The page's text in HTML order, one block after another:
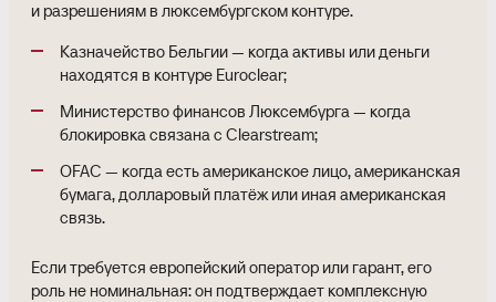
и разрешениям в люксембургском контуре.
Казначейство Бельгии — когда активы или деньги
находятся в контуре Euroclear;
Министерство финансов Люксембурга — когда
блокировка связана с Clearstream;
OFAC — когда есть американское лицо, американская
бумага, долларовый платёж или иная американская
связь.
Если требуется европейский оператор или гарант, его
роль не номинальная: он подтверждает комплексную